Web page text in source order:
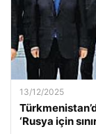
13/12/2025
‘Rusya için